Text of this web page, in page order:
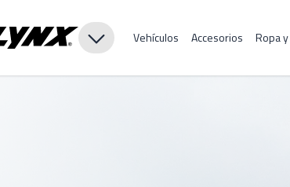
Vehículos Accesorios Ropa